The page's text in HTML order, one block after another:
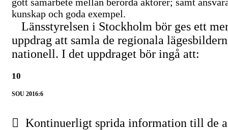
kunskap och goda exempel.
Länsstyrelsen i Stockholm bör ges ett
uppdrag att samla de regionala
nationell. I det uppdraget bör ingå att:
10
SOU 2016:6
 Kontinuerligt sprida information till de